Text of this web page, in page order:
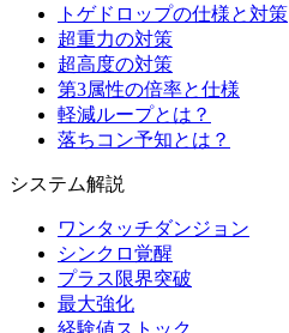
トゲドロップの仕様と対策
超重力の対策
超高度の対策
第3属性の倍率と仕様
軽減ループとは？
落ちコン予知とは？
システム解説
ワンタッチダンジョン
シンクロ覚醒
プラス限界突破
最大強化
経験値ストック